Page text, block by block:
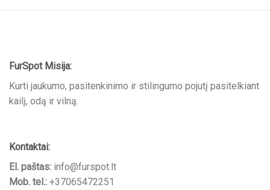
FurSpot Misija:
Kurti jaukumo, pasitenkinimo ir stilingumo pojutį pasitelkiant
kailį, odą ir vilną.
Kontaktai:
El. paštas: info@furspot.lt
Mob. tel.: +37065472251